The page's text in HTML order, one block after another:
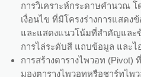
การวิเคราะห์กระดาษคำนวณ
เงื่อนไข ที่มีโครงร่างการแสด
และแสดงแนวโน้มที่สำคัญและ
การไล่ระดับสี แถบข้อมูล และไ
การสร้างตารางไพวอท (Pivot)
มองตารางไพวอทหรือชาร์ทไ